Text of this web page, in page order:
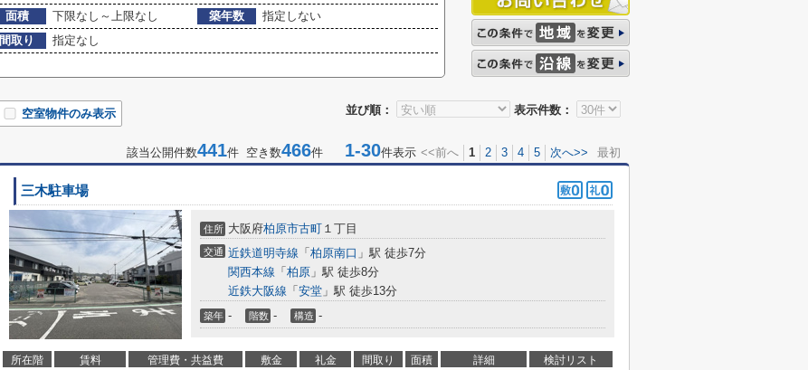
面積 下限なし～上限なし 築年数
指定しない
間取り
指定なし
並び順： 表示件数：
空室物件のみ表示
該当公開件数441件 空き数466件 1-30件表示 <<前へ 1 2 3 4 5 次へ>> 最初
三木駐車場
住所 大阪府柏原市古町 １丁目
交通 近鉄道明寺線 「 柏原南口 」駅 徒歩7分
関西本線 「 柏原 」駅 徒歩8分
近鉄大阪線 「 安堂 」駅 徒歩13分
築年 - 階数 - 構造 -
所在階 賃料 管理費・共益費 敷金 礼金 間取り 面積 詳細
検討リスト